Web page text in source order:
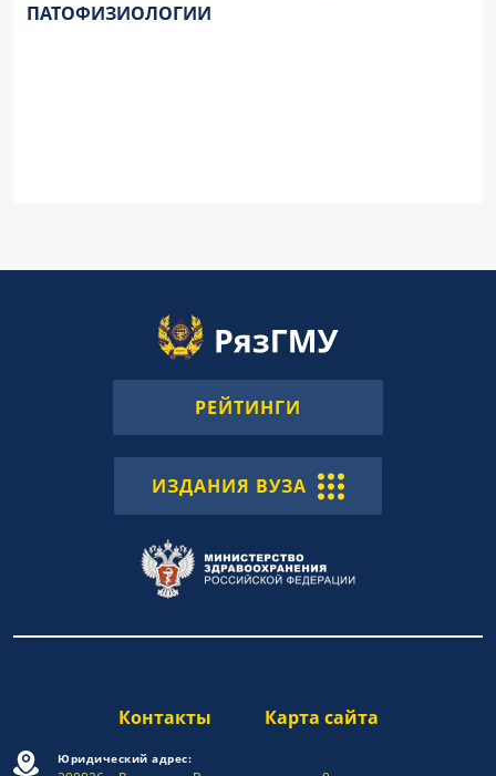
ПАТОФИЗИОЛОГИИ
РЕЙТИНГИ
ИЗДАНИЯ ВУЗА
Контакты Карта сайта
Юридический адрес: